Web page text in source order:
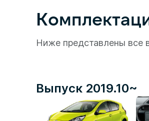
Ниже представлены все
Выпуск 2019.10~